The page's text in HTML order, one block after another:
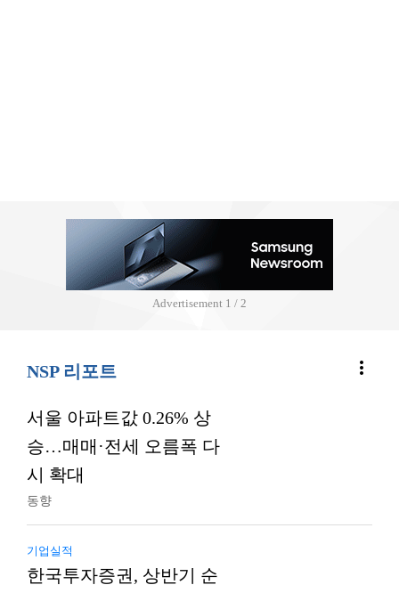
Advertisement 2 / 2
NSP 리포트 more_vert
서울 아파트값 0.26% 상
승…매매·전세 오름폭 다
시 확대
동향
기업실적
한국투자증권, 상반기 순